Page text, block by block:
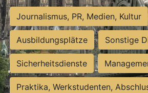
Journalismus, PR, Medien, Kultur
Ausbildungsplätze Sonstige
Sicherheitsdienste
Praktika, Werkstudenten,